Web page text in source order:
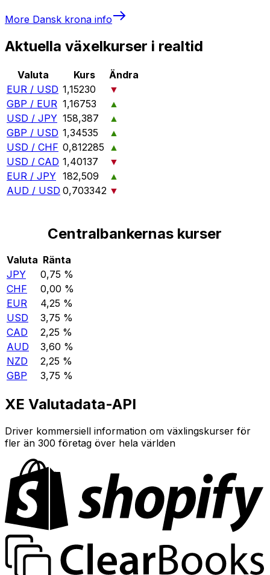
More Dansk krona info
Aktuella växelkurser i realtid
Valuta Kurs
Ändra
EUR / USD 1,15230
▼
GBP / EUR 1,16753
▲
USD / JPY 158,387
▲
GBP / USD 1,34535
▲
USD / CHF 0,812285
▲
USD / CAD 1,40137
▼
EUR / JPY 182,509
▲
AUD / USD 0,703342 ▼
Centralbankernas kurser
Valuta Ränta
JPY
0,75 %
CHF
0,00 %
EUR
4,25 %
USD
3,75 %
CAD
2,25 %
AUD
3,60 %
NZD
2,25 %
GBP
3,75 %
XE Valutadata-API
Driver kommersiell information om växlingskurser för
fler än 300 företag över hela världen